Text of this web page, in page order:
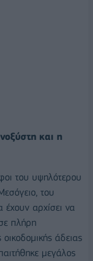
και η
του υψηλότερου
του
αρχίσει να
πλήρη
άδειας
μεγάλος